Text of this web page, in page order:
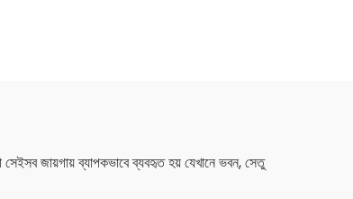
জায়গায় ব্যাপকভাবে ব্যবহৃত হয় যেখানে ভবন, সেতু